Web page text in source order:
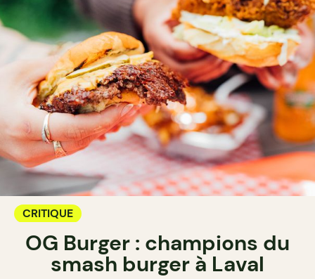
CRITIQUE
OG Burger : champions du
smash burger à Laval